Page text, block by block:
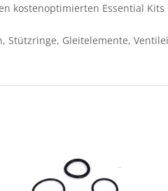
kostenoptimierten Essential
Stützringe, Gleitelemente,